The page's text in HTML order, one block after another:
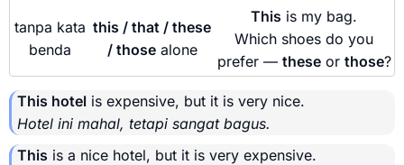
tanpa kata
benda
this / that / these
/ thosealone
This is my bag.
Which shoes do you
prefer — theseor those?
This hotel is expensive, but it is very nice.
Hotel ini mahal, tetapi sangat bagus.
This is a nice hotel, but it is very expensive.